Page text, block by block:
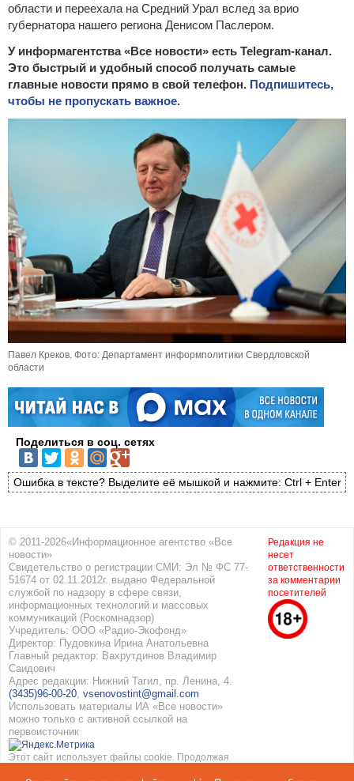
области и переехала на Средний Урал вслед за врио
губернатора нашего региона Денисом Паслером.
У информагентства «Все новости» есть Telegram-канал.
Это быстрый и удобный способ получать самые
главные новости прямо в свой телефон. Подпишитесь,
чтобы не пропускать важное.
Павел Креков. Фото: Департамент информполитики Свердловской
области
Поделиться в соц. сетях
Ошибка в тексте? Выделите её мышкой и нажмите: Ctrl + Enter
© 2011-2026«Информационное агентство «Все
новости»
Свидетельство о регистрации СМИ: Эл № ФС 77-
51674 от 02.11.2012г. выдано Федеральной
службой по надзору в сфере связи,
информационных технологий и массовых
коммуникаций (Роскомнадзор)
Учредитель: ООО «Радио-Экофонд»
Директор: Пудовкина Ирина Анатольевна
Главный редактор: Вахрутдинов Владимир
Саидович
Адрес редакции: Нижний Тагил, пр. Ленина, 4.
(3435)96-00-20 vsenovostint@gmail.com
Использовать материалы ИА «Все новости»
можно только с активной ссылкой на
первоисточник
Этот сайт использует файлы cookie. Продолжая
Редакция не
несет
ответственности
за комментарии
посетителей